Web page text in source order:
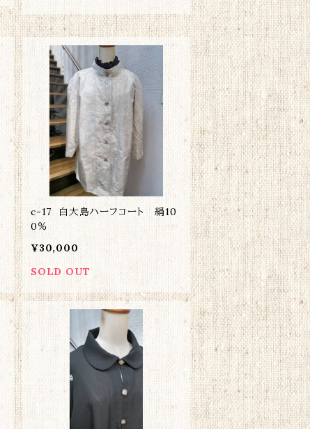
c-17 白大島ハーフコート 絹10
0％
¥30,000
SOLD OUT